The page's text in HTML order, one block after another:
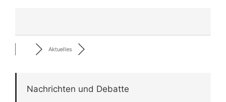
Aktuelles
Nachrichten und Debatte